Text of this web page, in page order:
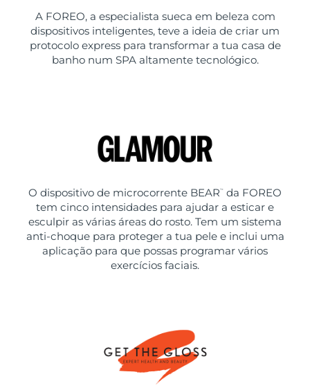
A FOREO, a especialista sueca em beleza com
dispositivos inteligentes, teve a ideia de criar um
protocolo express para transformar a tua casa de
banho num SPA altamente tecnológico.
O dispositivo de microcorrente BEAR ™
da FOREO
tem cinco intensidades para ajudar a esticar e
esculpir as várias áreas do rosto. Tem um sistema
anti-choque para proteger a tua pele e inclui uma
aplicação para que possas programar vários
exercícios faciais.